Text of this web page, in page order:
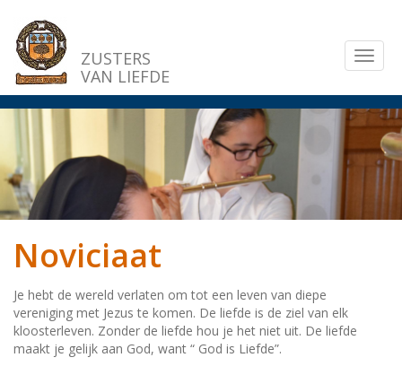
Overslaan
naar
inhoud
gaan
ZUSTERS
VAN LIEFDE
Noviciaat
Je hebt de wereld verlaten om tot een leven van diepe
vereniging met Jezus te komen. De liefde is de ziel van elk
kloosterleven. Zonder de liefde hou je het niet uit. De liefde
maakt je gelijk aan God, want “ God is Liefde”.